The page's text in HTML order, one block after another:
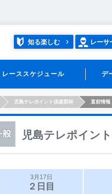
知る楽しむ レーサ
レーススケジュール デ
児島テレポイント倶楽部杯 直前情報
児島テレポイン
3月17日
２日目